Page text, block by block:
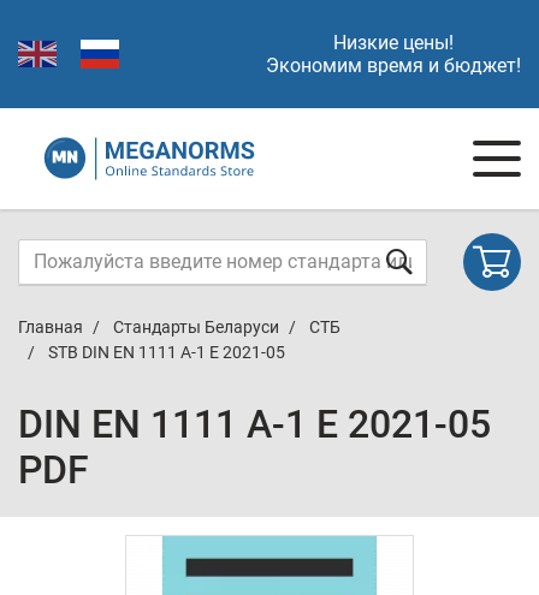
Низкие цены!
Экономим время и бюджет!
Главная Стандарты Беларуси
СТБ
STB DIN EN 1111 A-1 E 2021-05
DIN EN 1111 A-1 E 2021-05
PDF